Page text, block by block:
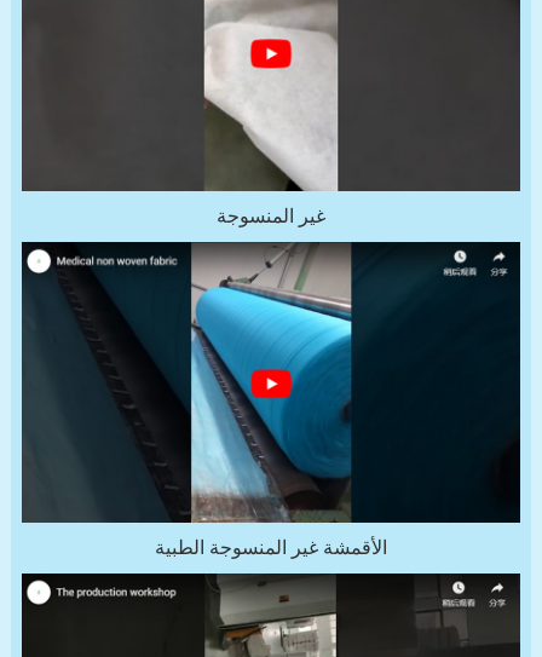
غير المنسوجة
الأقمشة غير المنسوجة الطبية